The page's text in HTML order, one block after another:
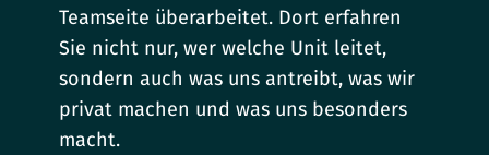
Teamseite überarbeitet. Dort erfahren
Sie nicht nur, wer welche Unit leitet,
sondern auch was uns antreibt, was wir
privat machen und was uns besonders
macht.